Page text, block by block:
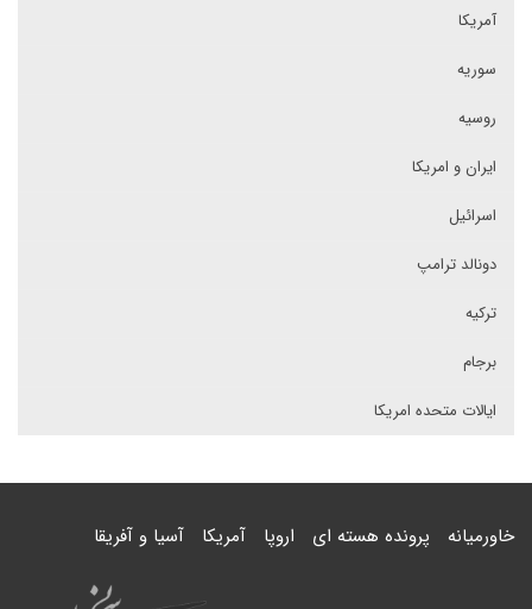
آمریکا
سوریه
روسیه
ایران و امریکا
اسرائیل
دونالد ترامپ
ترکیه
برجام
ایالات متحده امریکا
خاورمیانه پرونده هسته ای اروپا آمریکا آسیا و آفریقا